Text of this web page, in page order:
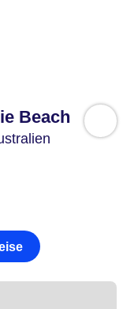
Beach